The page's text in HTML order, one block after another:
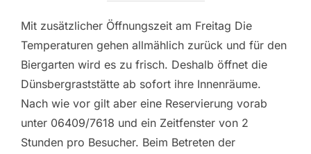
Mit zusätzlicher Öffnungszeit am Freitag Die
Temperaturen gehen allmählich zurück und für den
Biergarten wird es zu frisch. Deshalb öffnet die
Dünsbergraststätte ab sofort ihre Innenräume.
Nach wie vor gilt aber eine Reservierung vorab
unter 06409/7618 und ein Zeitfenster von 2
Stunden pro Besucher. Beim Betreten der